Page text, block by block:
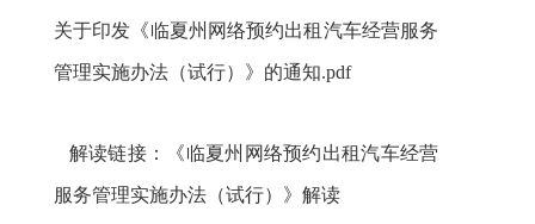
关于印发《临夏州网络预约出租汽车经营服务
管理实施办法（试行）》的通知.pdf
解读链接： 《临夏州网络预约出租汽车经营
服务管理实施办法（试行）》解读